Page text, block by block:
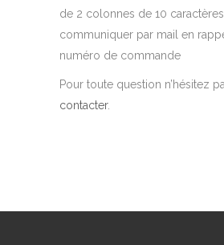
de 2 colonnes de 10
communiquer par mail en
numéro de commande
Pour toute question n’hésitez
contacter.